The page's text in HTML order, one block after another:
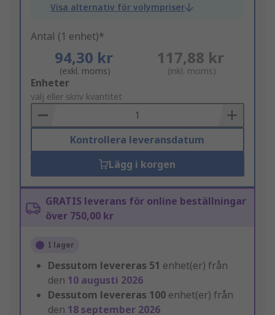
Visa alternativ för volympriser
Antal (1 enhet)*
94,30 kr
(exkl. moms)
117,88 kr
(inkl. moms)
Add
to
Basket
Enheter
välj eller skriv kvantitet
Kontrollera leveransdatum
Lägg i korgen
GRATIS leverans för online beställningar
över 750,00 kr
I lager
Dessutom levereras 51 enhet(er) från
den 10 augusti 2026
Dessutom levereras 100 enhet(er) från
den 18 september 2026